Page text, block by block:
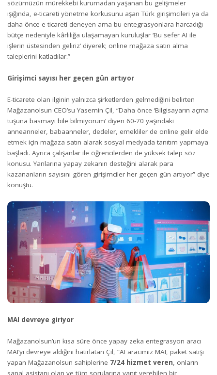
sözümüzün mürekkebi kurumadan yaşanan bu gelişmeler
ışığında, e-ticareti yönetme korkusunu aşan Türk girişimcileri ya da
daha önce e-ticareti deneyen ama bu entegrasyonlara harcadığı
bütçe nedeniyle kârlılığa ulaşamayan kuruluşlar ‘Bu sefer AI ile
işlerin üstesinden geliriz’ diyerek; online mağaza satın alma
taleplerini katladılar.”
Girişimci sayısı her geçen gün artıyor
E-ticarete olan ilginin yalnızca şirketlerden gelmediğini belirten
Mağazanolsun CEO’su Yasemin Çil, “Daha önce ‘Bilgisayarın açma
tuşuna basmayı bile bilmiyorum’ diyen 60-70 yaşındaki
anneanneler, babaanneler, dedeler, emekliler de online gelir elde
etmek için mağaza satın alarak sosyal medyada tanıtım yapmaya
başladı. Ayrıca çalışanlar ile öğrencilerden de yüksek talep söz
konusu. Yanlarına yapay zekanın desteğini alarak para
kazananların sayısını gören girişimciler her geçen gün artıyor” diye
konuştu.
MAI devreye giriyor
Mağazanolsun’un kısa süre önce yapay zeka entegrasyon aracı
MAI’yı devreye aldığını hatırlatan Çil, “AI aracımız MAI, paket satışı
yapan Mağazanolsun sahiplerine 7/24 hizmet veren, onların